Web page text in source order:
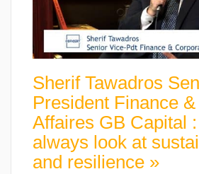
Sherif Tawadros
President Finance
Affaires GB Capital
always look at
and resilience »